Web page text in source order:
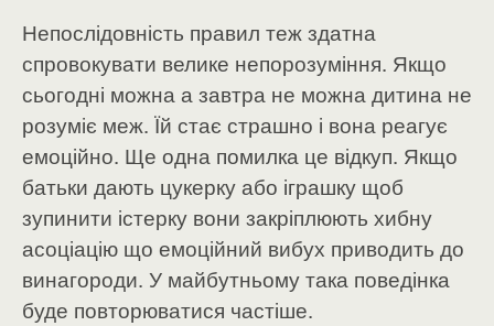
Непослідовність правил теж здатна
спровокувати велике непорозуміння. Якщо
сьогодні можна а завтра не можна дитина не
розуміє меж. Їй стає страшно і вона реагує
емоційно. Ще одна помилка це відкуп. Якщо
батьки дають цукерку або іграшку щоб
зупинити істерку вони закріплюють хибну
асоціацію що емоційний вибух приводить до
винагороди. У майбутньому така поведінка
буде повторюватися частіше.